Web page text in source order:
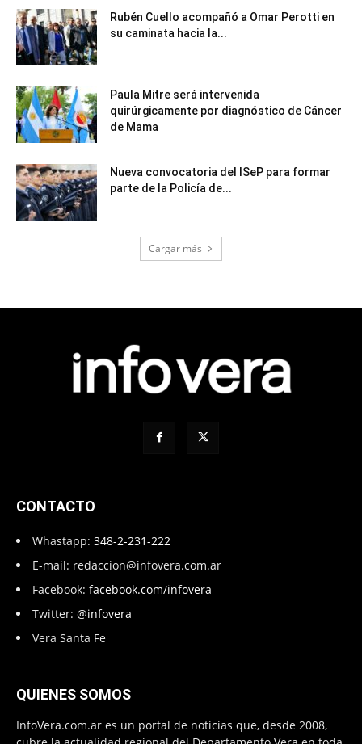
Rubén Cuello acompañó a Omar Perotti en
su caminata hacia la...
Paula Mitre será intervenida
quirúrgicamente por diagnóstico de Cáncer
de Mama
Nueva convocatoria del ISeP para formar
parte de la Policía de...
Cargar más
CONTACTO
Whastapp: 348-2-231-222
E-mail: redaccion@infovera.com.ar
Facebook: facebook.com/infovera
Twitter: @infovera
Vera Santa Fe
QUIENES SOMOS
InfoVera.com.ar es un portal de noticias que, desde 2008,